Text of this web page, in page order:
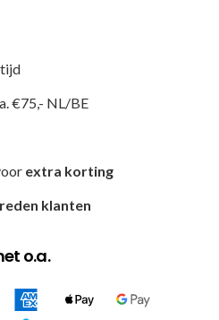
€75,- NL/BE
extra korting
klanten
o.a.